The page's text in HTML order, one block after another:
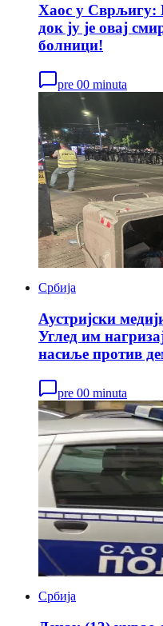
Хаос у Сврљигу:
док ју је овај
болници!
pre 00 minuta
Србија
Аустријски
Углед им
насиље против
pre 00 minuta
Србија